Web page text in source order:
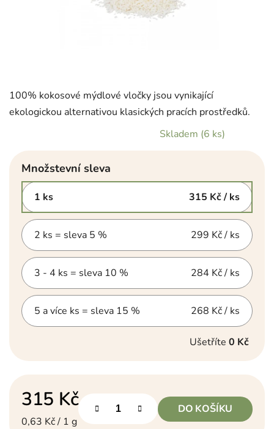
100% kokosové mýdlové vločky jsou vynikající
ekologickou alternativou klasických pracích prostředků.
Skladem (6 ks)
Množstevní sleva
1 ks 315 Kč/ ks
2 ks = sleva 5 % 299 Kč/ ks
3 - 4 ks = sleva 10 % 284 Kč/ ks
5 a více ks = sleva 15 % 268 Kč/ ks
Ušetříte 0 Kč
315 Kč
Měrná cena:
0,63 Kč / 1 g
DO KOŠÍKU